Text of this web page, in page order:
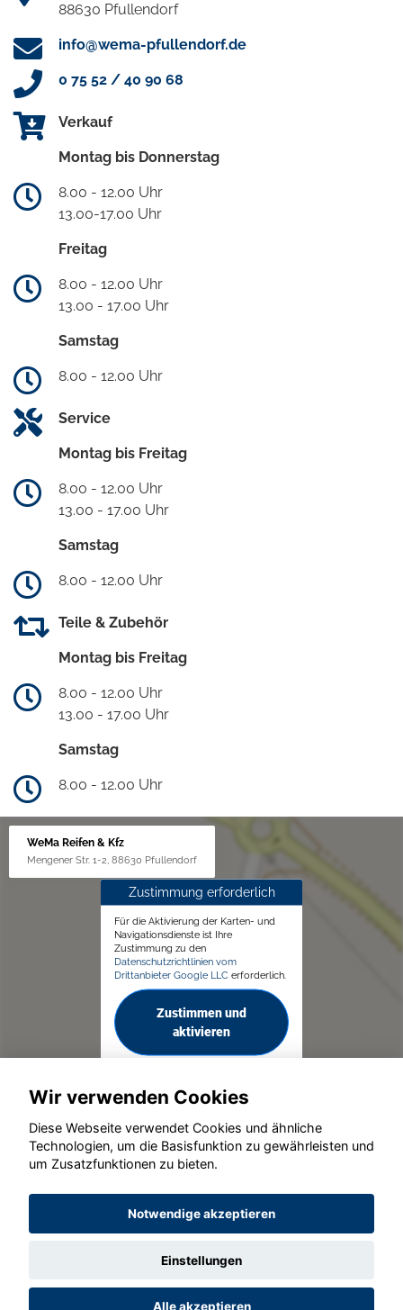
88630 Pfullendorf
info@wema-pfullendorf.de
0 75 52 / 40 90 68
Verkauf
Montag bis Donnerstag
8.00 - 12.00 Uhr
13.00-17.00 Uhr
Freitag
8.00 - 12.00 Uhr
13.00 - 17.00 Uhr
Samstag
8.00 - 12.00 Uhr
Service
Montag bis Freitag
8.00 - 12.00 Uhr
13.00 - 17.00 Uhr
Samstag
8.00 - 12.00 Uhr
Teile & Zubehör
Montag bis Freitag
8.00 - 12.00 Uhr
13.00 - 17.00 Uhr
Samstag
8.00 - 12.00 Uhr
WeMa Reifen & Kfz
Mengener Str. 1-2, 88630 Pfullendorf
Zustimmung erforderlich
Für die Aktivierung der Karten- und
Navigationsdienste ist Ihre
Zustimmung zu den
Datenschutzrichtlinien vom
Drittanbieter Google LLC erforderlich.
Zustimmen und
aktivieren
© konjunkturmotor.de GmbH 2020 - 2026
Wir verwenden Cookies
Diese Webseite verwendet Cookies und ähnliche
Technologien, um die Basisfunktion zu gewährleisten und
um Zusatzfunktionen zu bieten.
Notwendige akzeptieren
Einstellungen
Alle akzeptieren